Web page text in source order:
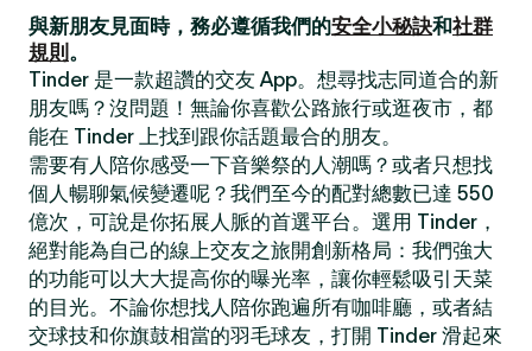
與新朋友見面時，務必遵循我們的安全小秘訣和社群
規則 。
Tinder 是一款超讚的交友 App。想尋找志同道合的新
朋友嗎？沒問題！無論你喜歡公路旅行或逛夜市，都
能在 Tinder 上找到跟你話題最合的朋友。
需要有人陪你感受一下音樂祭的人潮嗎？或者只想找
個人暢聊氣候變遷呢？我們至今的配對總數已達 550
億次，可說是你拓展人脈的首選平台。選用 Tinder，
絕對能為自己的線上交友之旅開創新格局：我們強大
的功能可以大大提高你的曝光率，讓你輕鬆吸引天菜
的目光。不論你想找人陪你跑遍所有咖啡廳，或者結
交球技和你旗鼓相當的羽毛球友，打開 Tinder 滑起來